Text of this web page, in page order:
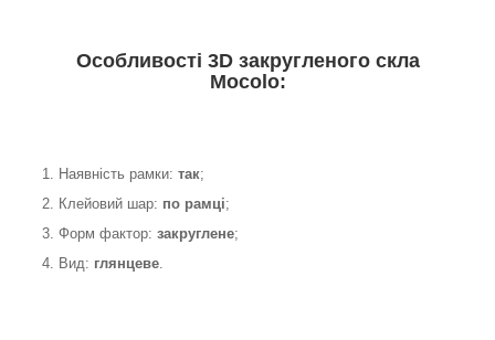
Особливості 3D закругленого скла
Mocolo:
1. Наявність рамки: так;
2. Клейовий шар: по рамці;
3. Форм фактор: закруглене;
4. Вид: глянцеве.